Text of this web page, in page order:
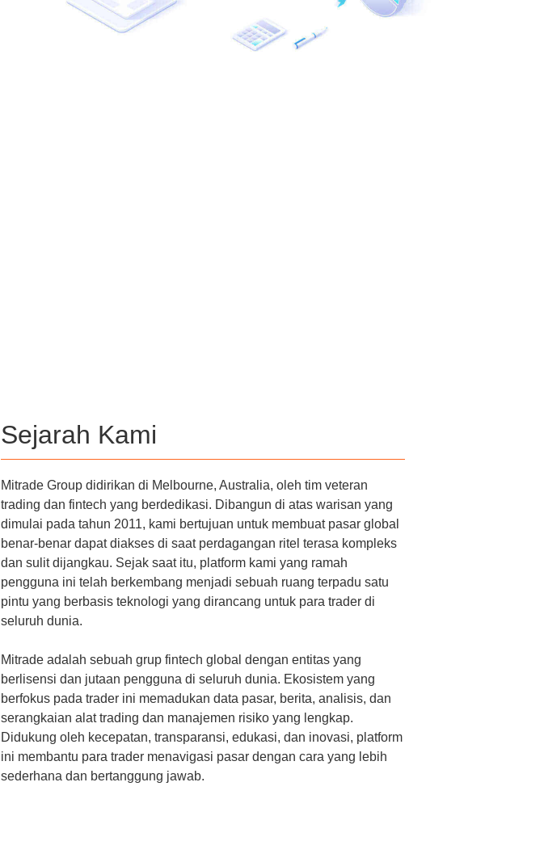
Sejarah Kami
Mitrade Group didirikan di Melbourne, Australia, oleh tim veteran
trading dan fintech yang berdedikasi. Dibangun di atas warisan yang
dimulai pada tahun 2011, kami bertujuan untuk membuat pasar global
benar-benar dapat diakses di saat perdagangan ritel terasa kompleks
dan sulit dijangkau. Sejak saat itu, platform kami yang ramah
pengguna ini telah berkembang menjadi sebuah ruang terpadu satu
pintu yang berbasis teknologi yang dirancang untuk para trader di
seluruh dunia.
Mitrade adalah sebuah grup fintech global dengan entitas yang
berlisensi dan jutaan pengguna di seluruh dunia. Ekosistem yang
berfokus pada trader ini memadukan data pasar, berita, analisis, dan
serangkaian alat trading dan manajemen risiko yang lengkap.
Didukung oleh kecepatan, transparansi, edukasi, dan inovasi, platform
ini membantu para trader menavigasi pasar dengan cara yang lebih
sederhana dan bertanggung jawab.